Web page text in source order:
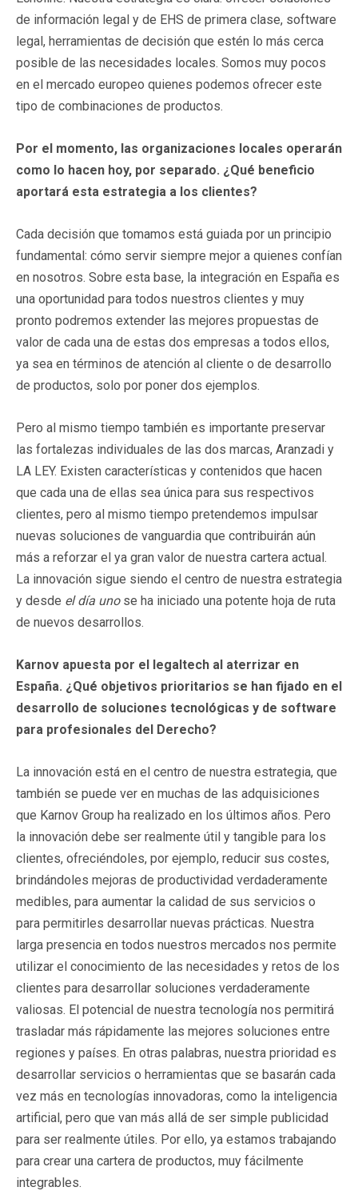
de información legal y de EHS de primera clase, software
legal, herramientas de decisión que estén lo más cerca
posible de las necesidades locales. Somos muy pocos
en el mercado europeo quienes podemos ofrecer este
tipo de combinaciones de productos.
Por el momento, las organizaciones locales operarán
como lo hacen hoy, por separado. ¿Qué beneficio
aportará esta estrategia a los clientes?
Cada decisión que tomamos está guiada por un principio
fundamental: cómo servir siempre mejor a quienes confían
en nosotros. Sobre esta base, la integración en España es
una oportunidad para todos nuestros clientes y muy
pronto podremos extender las mejores propuestas de
valor de cada una de estas dos empresas a todos ellos,
ya sea en términos de atención al cliente o de desarrollo
de productos, solo por poner dos ejemplos.
Pero al mismo tiempo también es importante preservar
las fortalezas individuales de las dos marcas, Aranzadi y
LA LEY. Existen características y contenidos que hacen
que cada una de ellas sea única para sus respectivos
clientes, pero al mismo tiempo pretendemos impulsar
nuevas soluciones de vanguardia que contribuirán aún
más a reforzar el ya gran valor de nuestra cartera actual.
La innovación sigue siendo el centro de nuestra estrategia
y desde el día unose ha iniciado una potente hoja de ruta
de nuevos desarrollos.
Karnov apuesta por el legaltech al aterrizar en
España. ¿Qué objetivos prioritarios se han fijado en el
desarrollo de soluciones tecnológicas y de software
para profesionales del Derecho?
La innovación está en el centro de nuestra estrategia, que
también se puede ver en muchas de las adquisiciones
que Karnov Group ha realizado en los últimos años. Pero
la innovación debe ser realmente útil y tangible para los
clientes, ofreciéndoles, por ejemplo, reducir sus costes,
brindándoles mejoras de productividad verdaderamente
medibles, para aumentar la calidad de sus servicios o
para permitirles desarrollar nuevas prácticas. Nuestra
larga presencia en todos nuestros mercados nos permite
utilizar el conocimiento de las necesidades y retos de los
clientes para desarrollar soluciones verdaderamente
valiosas. El potencial de nuestra tecnología nos permitirá
trasladar más rápidamente las mejores soluciones entre
regiones y países. En otras palabras, nuestra prioridad es
desarrollar servicios o herramientas que se basarán cada
vez más en tecnologías innovadoras, como la inteligencia
artificial, pero que van más allá de ser simple publicidad
para ser realmente útiles. Por ello, ya estamos trabajando
para crear una cartera de productos, muy fácilmente
integrables.